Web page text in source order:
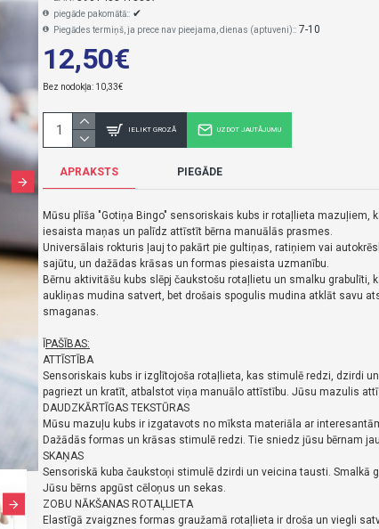
12,50€
Bez nodokļa: 10,33€
piegāde pakomātā:: ✔
Piegādes termiņš, ja prece nav pieejama, dienas (aptuveni):: 7-10
IELIKT GROZĀ UZDOT JAUTĀJUMU
APRAKSTS PIEGĀDE
Mūsu plīša "Gotiņa Bingo" sensoriskais kubs ir rotaļlieta mazuļiem,
iesaista maņas un palīdz attīstīt bērna manuālās prasmes.
Universālais rokturis ļauj to pakārt pie gultiņas, ratiņiem vai
sajūtu, un dažādas krāsas un formas piesaista uzmanību.
Bērnu aktivitāšu kubs slēpj čaukstošu rotaļlietu un smalku
aukliņas mudina satvert, bet drošais spogulis mudina atklāt savu
smaganas.
Ī PAŠĪBAS:
ATTĪSTĪBA
Sensoriskais kubs ir izglītojoša rotaļlieta, kas stimulē redzi, dzirdi
pagriezt un kratīt, atbalstot viņa manuālo attīstību. Jūsu mazulis
DAUDZKĀRTĪGAS TEKSTŪRAS
Mūsu mazuļu kubs ir izgatavots no mīksta materiāla ar
Dažādās formas un krāsas stimulē redzi. Tie sniedz jūsu bērnam
SKAŅAS
Sensoriskā kuba čaukstoņi stimulē dzirdi un veicina tausti. Smalkā
Jūsu bērns apgūst cēloņus un sekas.
ZOBU NĀKŠANAS ROTAĻLIETA
Elastīgā zvaigznes formas graužamā rotaļlieta ir droša un viegli